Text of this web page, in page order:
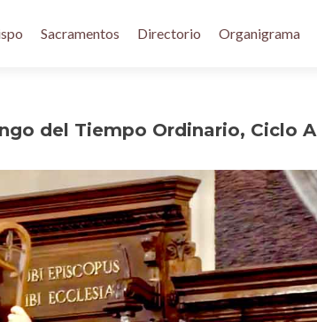
Sacramentos Directorio Organigrama
del Tiempo Ordinario, Ciclo A